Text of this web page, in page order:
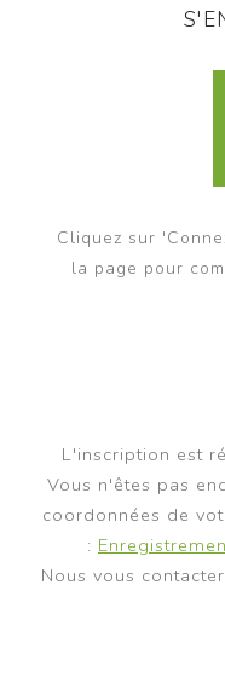
Cliquez sur
la page pour
L'inscription est
Vous n'êtes pas
coordonnées de
:
Nous vous